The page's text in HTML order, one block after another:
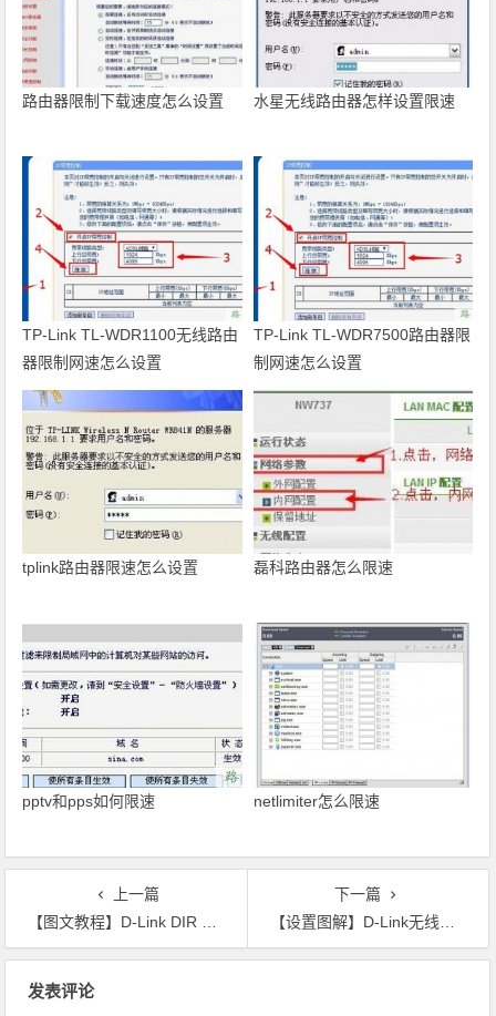
路由器限制下载速度怎么设置 水星无线路由器怎样设置限速
TP-Link TL-WDR1100无线路由
器限制网速怎么设置
TP-Link TL-WDR7500路由器限
制网速怎么设置
tplink路由器限速怎么设置 磊科路由器怎么限速
pptv和pps如何限速 netlimiter怎么限速
上一篇
【图文教程】D-Link DIR 619无线路由器设置
下一篇
【设置图解】D-Link无线路由器固件升级
发表评论